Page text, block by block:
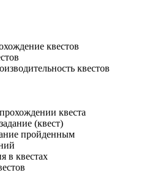
квестов
квестов
квеста
(квест)
пройденным
в квестах